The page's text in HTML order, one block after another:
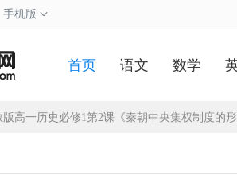
手机版
首页 语文 数学
版高一历史必修1第2课《秦朝中央集权制度的